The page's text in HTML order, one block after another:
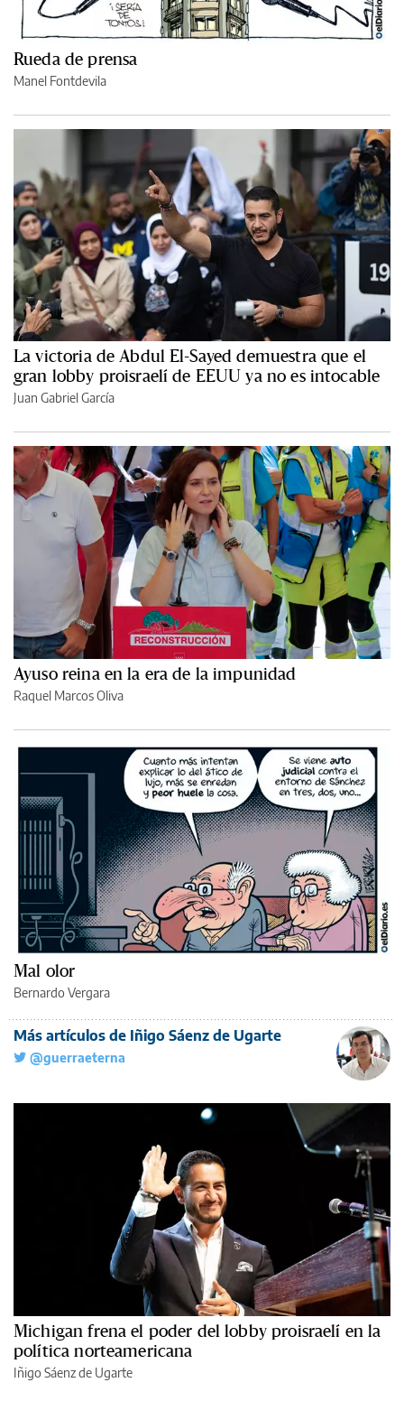
Rueda de prensa
Manel Fontdevila
La victoria de Abdul El-Sayed demuestra que el
gran lobby proisraelí de EEUU ya no es intocable
Juan Gabriel García
Ayuso reina en la era de la impunidad
Raquel Marcos Oliva
Mal olor
Bernardo Vergara
Más artículos de Iñigo Sáenz de Ugarte
@guerraeterna
Michigan frena el poder del lobby proisraelí en la
política norteamericana
Iñigo Sáenz de Ugarte